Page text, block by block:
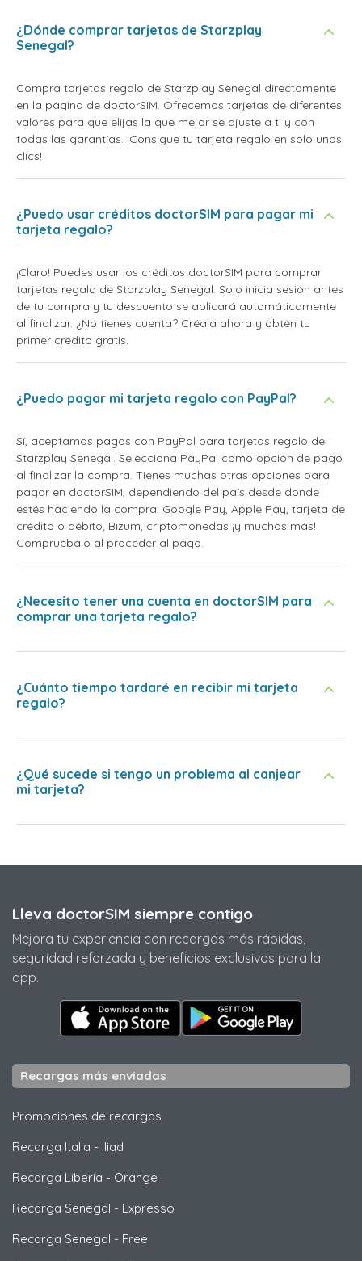
¿Dónde comprar tarjetas de Starzplay
Senegal?
Compra tarjetas regalo de Starzplay Senegal directamente
en la página de doctorSIM. Ofrecemos tarjetas de diferentes
valores para que elijas la que mejor se ajuste a ti y con
todas las garantías. ¡Consigue tu tarjeta regalo en solo unos
clics!
¿Puedo usar créditos doctorSIM para pagar mi
tarjeta regalo?
¡Claro! Puedes usar los créditos doctorSIM para comprar
tarjetas regalo de Starzplay Senegal. Solo inicia sesión antes
de tu compra y tu descuento se aplicará automáticamente
al finalizar. ¿No tienes cuenta? Créala ahora y obtén tu
primer crédito gratis.
¿Puedo pagar mi tarjeta regalo con PayPal?
Sí, aceptamos pagos con PayPal para tarjetas regalo de
Starzplay Senegal. Selecciona PayPal como opción de pago
al finalizar la compra. Tienes muchas otras opciones para
pagar en doctorSIM, dependiendo del país desde donde
estés haciendo la compra: Google Pay, Apple Pay, tarjeta de
crédito o débito, Bizum, criptomonedas ¡y muchos más!
Compruébalo al proceder al pago.
¿Necesito tener una cuenta en doctorSIM para
comprar una tarjeta regalo?
¿Cuánto tiempo tardaré en recibir mi tarjeta
regalo?
¿Qué sucede si tengo un problema al canjear
mi tarjeta?
Lleva doctorSIM siempre contigo
Mejora tu experiencia con recargas más rápidas,
seguridad reforzada y beneficios exclusivos para la
app.
Recargas más enviadas
Promociones de recargas
Recarga Italia - Iliad
Recarga Liberia - Orange
Recarga Senegal - Expresso
Recarga Senegal - Free